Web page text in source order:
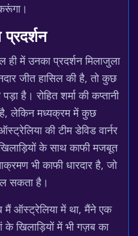
प्रदर्शन
ही में उनका प्रदर्शन मिलाजुला
जीत हासिल की है, तो कुछ
है। रोहित शर्मा की कप्तानी
है, लेकिन मध्यक्रम में कुछ
की टीम डेविड वार्नर
के साथ काफी मजबूत
भी काफी धारदार है, जो
सकता है।
ऑस्ट्रेलिया में था, मैंने एक
खिलाड़ियों में भी गज़ब का